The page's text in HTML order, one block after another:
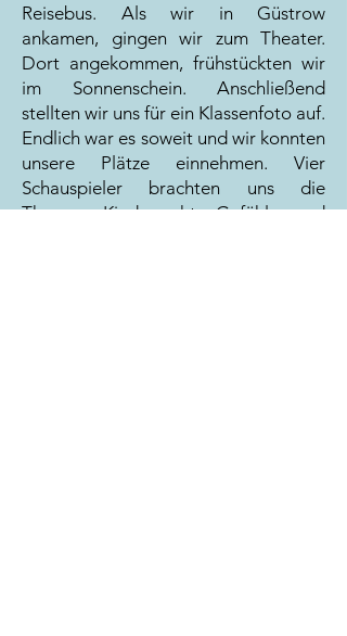
Reisebus. Als wir in Güstrow
ankamen, gingen wir zum Theater.
Dort angekommen, frühstückten wir
im Sonnenschein. Anschließend
stellten wir uns für ein Klassenfoto auf.
Endlich war es soweit und wir konnten
unsere Plätze einnehmen. Vier
Schauspieler brachten uns die
Themen Kinderrecht, Gefühle und